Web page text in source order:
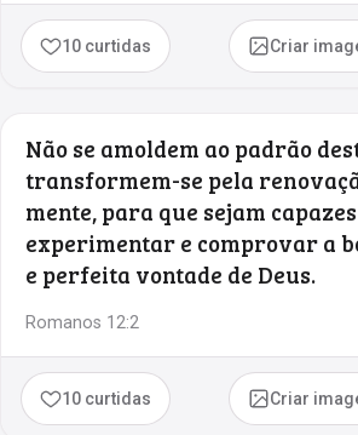
10 curtidas Criar
Não se amoldem ao padrão
transformem-se pela
mente, para que sejam
experimentar e comprovar a
e perfeita vontade de Deus.
Romanos 12:2
10 curtidas Criar